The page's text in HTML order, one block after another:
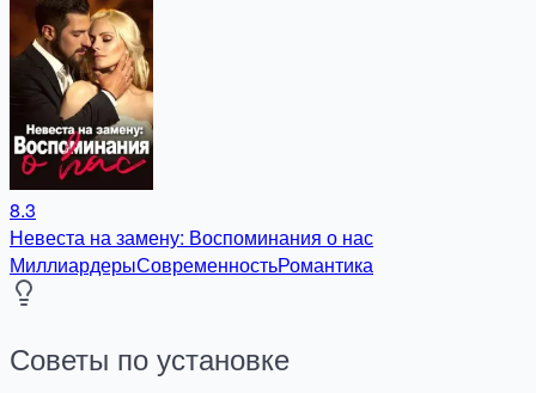
8.3
Невеста на замену: Воспоминания о нас
МиллиардерыСовременностьРомантика
Советы по установке